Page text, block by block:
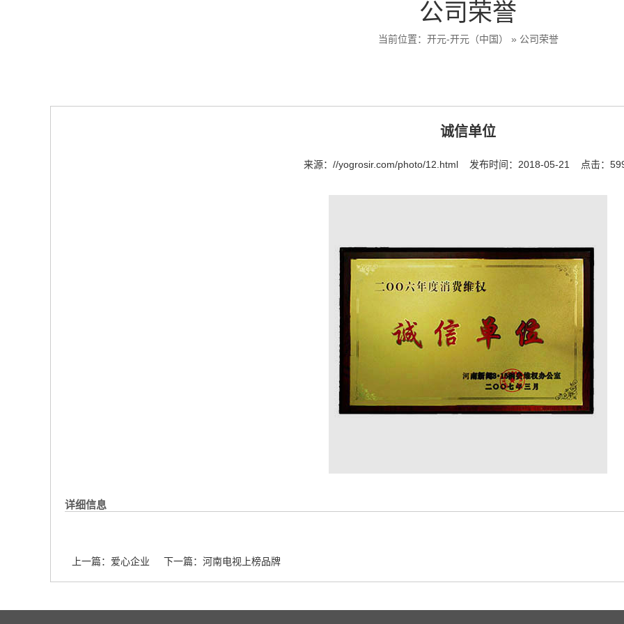
公司荣誉
当前位置： 开元-开元（中国） » 公司荣誉
诚信单位
来源： //yogrosir.com/photo/12.html 发布时间：2018-05-21 点击：
详细信息
上一篇： 爱心企业 下一篇： 河南电视上榜品牌